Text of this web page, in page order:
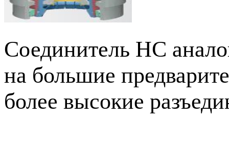
Соединитель HC
на большие
более высокие